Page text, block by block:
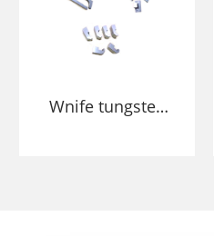
Wnife tungsten